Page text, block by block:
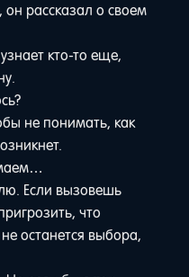
рассказал о своем
кто-то еще,
не понимать, как
Если вызовешь
что
останется выбора,